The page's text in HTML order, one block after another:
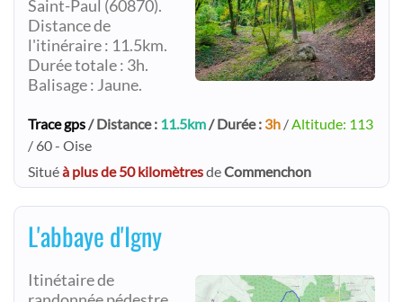
Saint-Paul (60870).
Distance de
l'itinéraire : 11.5km.
Durée totale : 3h.
Balisage : Jaune.
Trace gps/ Distance : 11.5km/ Durée : 3h /Altitude: 113
/ 60 - Oise
Situéà plus de 50 kilomètresdeCommenchon
L'abbaye d'Igny
Itinétaire de